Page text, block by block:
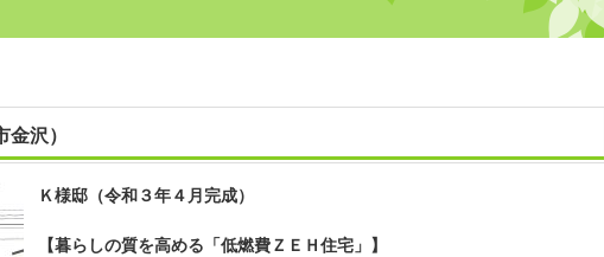
沢）
Ｋ様邸（令和３年４月完成）
【暮らしの質を高める「低燃費ＺＥＨ住宅」】